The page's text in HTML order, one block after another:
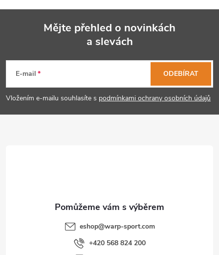
p
Mějte přehled o novinkách
a slevách
E-mail
Vložením e-mailu souhlasíte s podmínkami ochrany osobních údajů
ODEBÍRAT
eshop@warp-sport.com
+420 568 824 200